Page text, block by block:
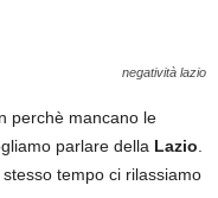
negatività lazio
perchè mancano le
parlare della Lazio
tempo ci rilassiamo